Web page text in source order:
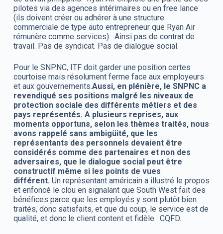
pilotes via des agences intérimaires ou en free lance
(ils doivent créer ou adhérer à une structure
commerciale de type auto entrepreneur que Ryan Air
rémunère comme services). Ainsi pas de contrat de
travail. Pas de syndicat. Pas de dialogue social.
Pour le SNPNC, ITF doit garder une position certes
courtoise mais résolument ferme face aux employeurs
et aux gouvernements.Aussi, en plénière, le SNPNC a
revendiqué ses positions malgré les niveaux de
protection sociale des différents métiers et des
pays représentés. A plusieurs reprises, aux
moments opportuns, selon les thèmes traités, nous
avons rappelé sans ambigüité, que les
représentants des personnels devaient être
considérés comme des partenaires et non des
adversaires, que le dialogue social peut être
constructif même si les points de vues
différent. Un représentant américain a illustré le propos
et enfoncé le clou en signalant que South West fait des
bénéfices parce que les employés y sont plutôt bien
traités, donc satisfaits, et que du coup, le service est de
qualité, et donc le client content et fidèle : CQFD.